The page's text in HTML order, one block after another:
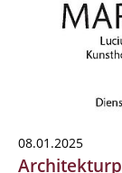
08.01.2025